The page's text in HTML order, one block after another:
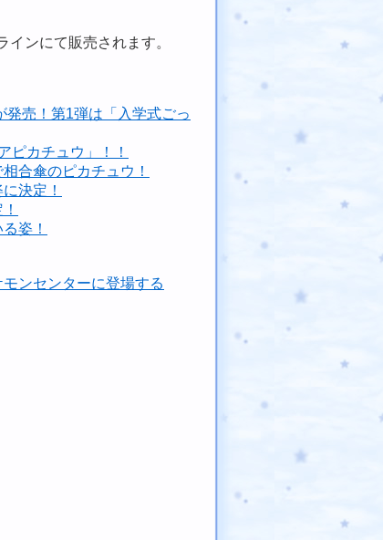
ンにて販売されます。
売！第1弾は「入学式ごっ
ピカチュウ」！！
合傘のピカチュウ！
決定！
姿！
ンセンターに登場する